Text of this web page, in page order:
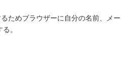
ためブラウザーに自分の名前、メー
。